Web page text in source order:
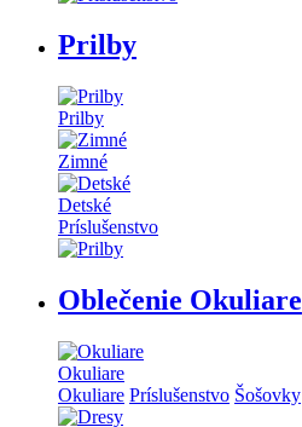
Prilby
Prilby
Zimné
Detské
Príslušenstvo
Oblečenie Okuliare
Okuliare
Okuliare Príslušenstvo Šošovky